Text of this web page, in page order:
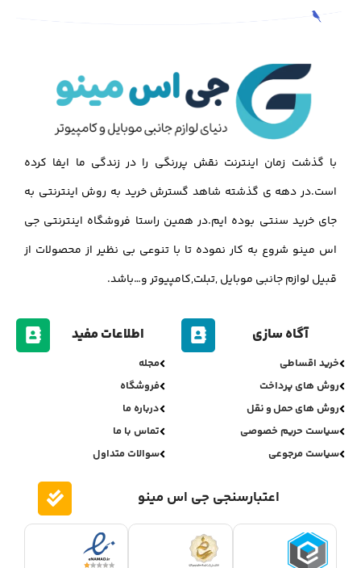
با گذشت زمان اینترنت نقش پررنگی را در زندگی ما ایفا کرده
است.در دهه ی گذشته شاهد گسترش خرید به روش اینترنتی به
جای خرید سنتی بوده ایم.در همین راستا فروشگاه اینترنتی جی
اس مینو شروع به کار نموده تا با تنوعی بی نظیر از محصولات از
قبیل لوازم جانبی موبایل ,تبلت,کامپیوتر و…باشد.
آگاه سازی
خرید اقساطی
روش های پرداخت
روش های حمل و نقل
سیاست حریم خصوصی
سیاست مرجوعی
اطلاعات مفید
مجله
فروشگاه
درباره ما
تماس با ما
سوالات متداول
اعتبارسنجی جی اس مینو